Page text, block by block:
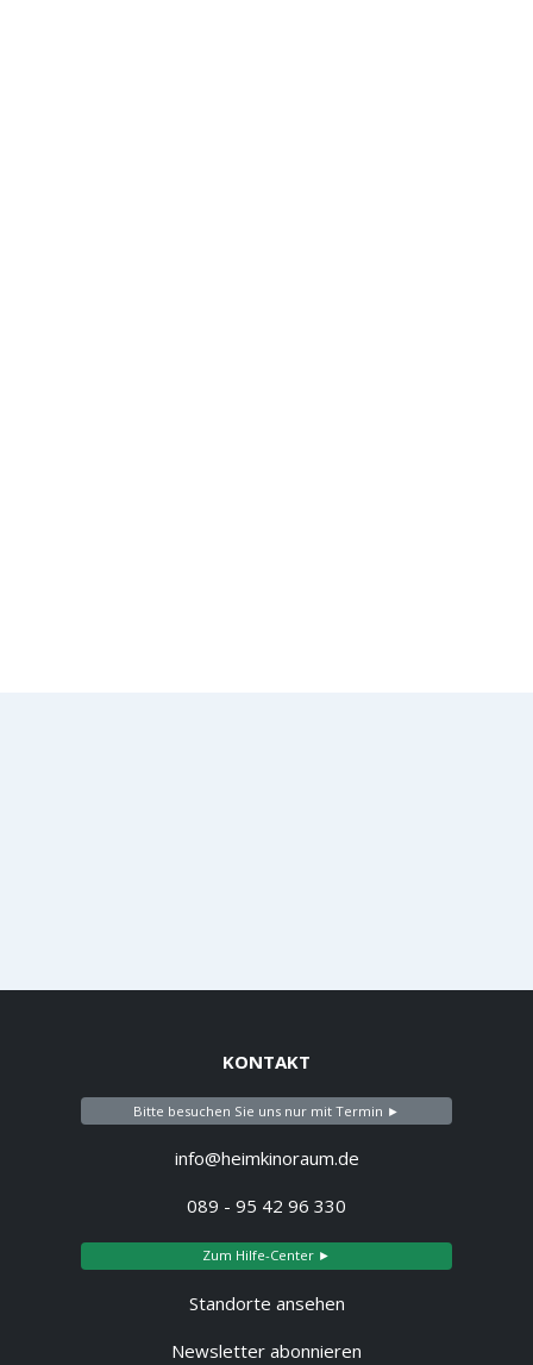
KONTAKT
Bitte besuchen Sie uns nur mit Termin ►
info@heimkinoraum.de
089 - 95 42 96 330
Zum Hilfe-Center ►
Standorte ansehen
Newsletter abonnieren